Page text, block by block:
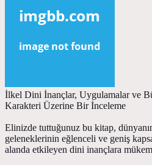
İlkel Dini İnançlar, Uygulamalar ve
Karakteri Üzerine Bir İnceleme
Elinizde tuttuğunuz bu kitap,
geleneklerinin eğlenceli ve geniş
alanda etkileyen dini inançlara